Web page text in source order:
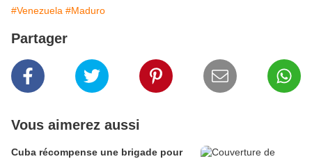
#Venezuela #Maduro
Partager
Vous aimerez aussi
Cuba récompense une brigade pour